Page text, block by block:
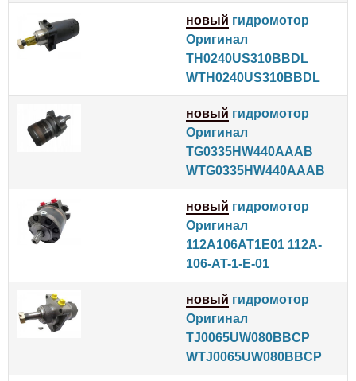
новый гидромотор
Оригинал
TH0240US310BBDL
WTH0240US310BBDL
новый гидромотор
Оригинал
TG0335HW440AAAB
WTG0335HW440AAAB
новый гидромотор
Оригинал
112A106AT1E01 112A-
106-AT-1-E-01
новый гидромотор
Оригинал
TJ0065UW080BBCP
WTJ0065UW080BBCP